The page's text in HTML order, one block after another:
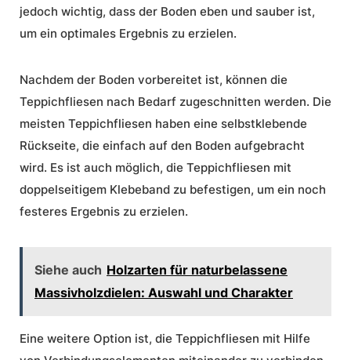
jedoch wichtig, dass der Boden eben und sauber ist,
um ein optimales Ergebnis zu erzielen.
Nachdem der Boden vorbereitet ist, können die
Teppichfliesen nach Bedarf zugeschnitten werden. Die
meisten Teppichfliesen haben eine selbstklebende
Rückseite, die einfach auf den Boden aufgebracht
wird. Es ist auch möglich, die Teppichfliesen mit
doppelseitigem Klebeband zu befestigen, um ein noch
festeres Ergebnis zu erzielen.
Siehe auch Holzarten für naturbelassene
Massivholzdielen: Auswahl und Charakter
Eine weitere Option ist, die Teppichfliesen mit Hilfe